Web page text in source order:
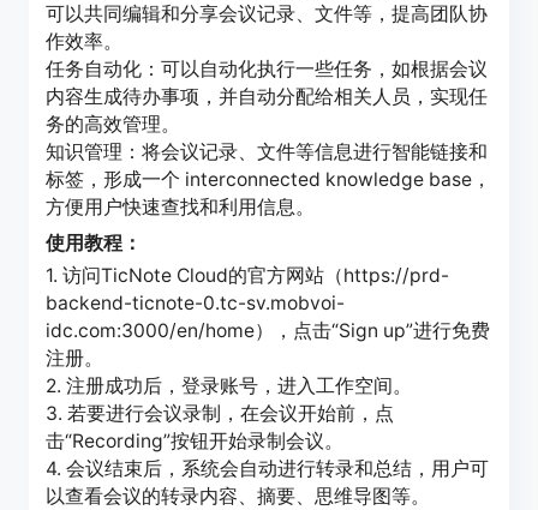
可以共同编辑和分享会议记录、文件等，提高团队协
作效率。
任务自动化：可以自动化执行一些任务，如根据会议
内容生成待办事项，并自动分配给相关人员，实现任
务的高效管理。
知识管理：将会议记录、文件等信息进行智能链接和
标签，形成一个 interconnected knowledge base，
方便用户快速查找和利用信息。
使用教程：
1. 访问TicNote Cloud的官方网站（https://prd-
backend-ticnote-0.tc-sv.mobvoi-
idc.com:3000/en/home），点击“Sign up”进行免费
注册。
2. 注册成功后，登录账号，进入工作空间。
3. 若要进行会议录制，在会议开始前，点
击“Recording”按钮开始录制会议。
4. 会议结束后，系统会自动进行转录和总结，用户可
以查看会议的转录内容、摘要、思维导图等。